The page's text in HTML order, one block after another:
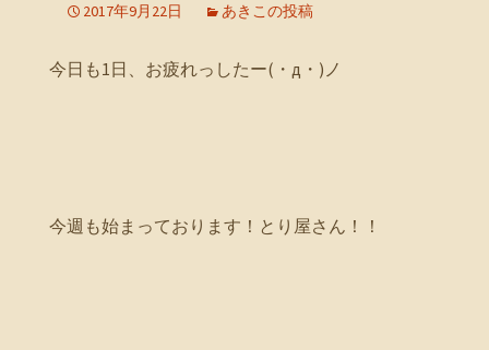
2017年9月22日 あきこの投稿
今日も1日、お疲れっしたー(・д・)ノ
今週も始まっております！とり屋さん！！